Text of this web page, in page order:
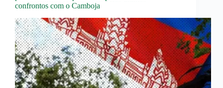
confrontos com o Camboja